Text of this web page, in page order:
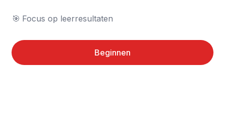
🎯	Focus op leerresultaten
Beginnen